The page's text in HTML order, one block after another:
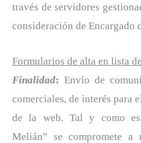
través de servidores
consideración de Encargado
Formularios de alta en lista
Finalidad: Envío de
comerciales, de interés para
de la web. Tal y como
Melián” se compromete a